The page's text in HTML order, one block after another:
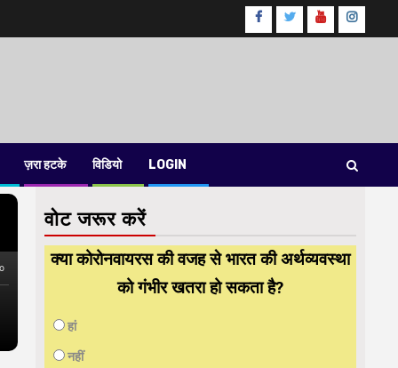
Facebook
TwitterYoutube
ज़रा हटके विडियो LOGIN
वोट जरूर करें
क्या कोरोनवायरस की वजह से भारत की अर्थव्यवस्था
को गंभीर खतरा हो सकता है?
हां
नहीं